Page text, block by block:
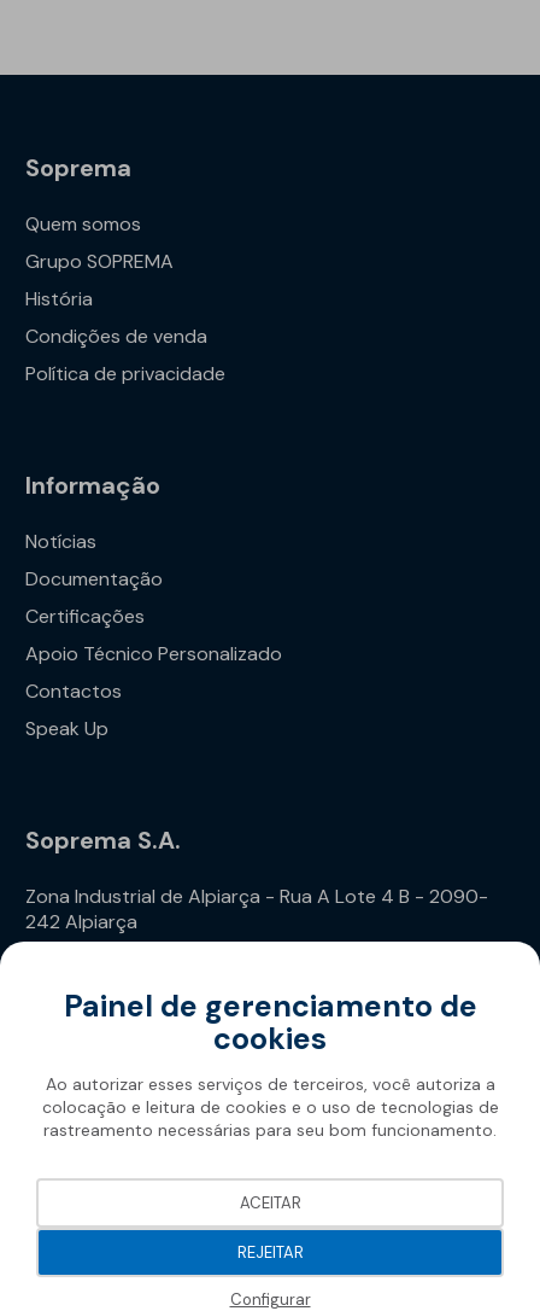
Soprema
Quem somos
Grupo SOPREMA
História
Condições de venda
Política de privacidade
Informação
Notícias
Documentação
Certificações
Apoio Técnico Personalizado
Contactos
Speak Up
Soprema S.A.
Zona Industrial de Alpiarça - Rua A Lote 4 B - 2090-
242 Alpiarça
Soprema 2026
Painel de gerenciamento de
cookies
Ao autorizar esses serviços de terceiros, você autoriza a
colocação e leitura de cookies e o uso de tecnologias de
rastreamento necessárias para seu bom funcionamento.
REJEITAR
Configurar
ACEITAR